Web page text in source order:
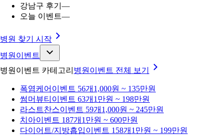
강남구 후기 —
오늘 이벤트—
병원 찾기 시작
병원이벤트
병원이벤트 카테고리 병원이벤트 전체 보기
폭염케어 이벤트 56개 1,000원 ~ 135만원
썸머뷰티 이벤트 63개 1만원 ~ 198만원
라스트찬스이벤트 59개 1,000원 ~ 245만원
치아이벤트 187개 1만원 ~ 600만원
다이어트/지방흡입이벤트 158개 1만원 ~ 199만원